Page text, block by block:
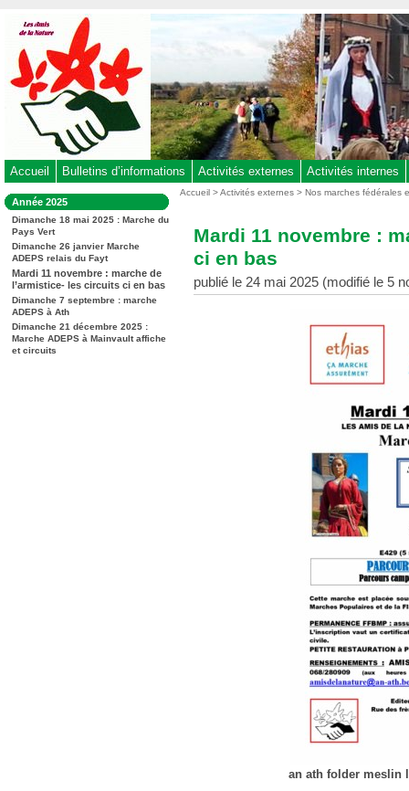
au
contenu
-
Aller
au
menu
-
à
la
recherche
Accueil Bulletins d’informations Activités externes Activités internes
Dans
la
rubrique
:
Année 2025
Dimanche 18 mai 2025 : Marche du
Pays Vert
Dimanche 26 janvier Marche
ADEPS relais du Fayt
Mardi 11 novembre : marche de
l’armistice- les circuits ci en bas
Dimanche 7 septembre : marche
ADEPS à Ath
Dimanche 21 décembre 2025 :
Marche ADEPS à Mainvault affiche
et circuits
Vous
Accueil >Activités externes >Nos marches fédérales
Mardi 11 novembre :
ci en bas
publié le 24 mai 2025 (modifié le 5
an ath folder meslin l